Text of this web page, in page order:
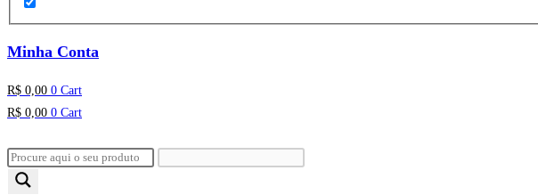
Minha Conta
R$ 0,00 0 Cart
R$ 0,00 0 Cart